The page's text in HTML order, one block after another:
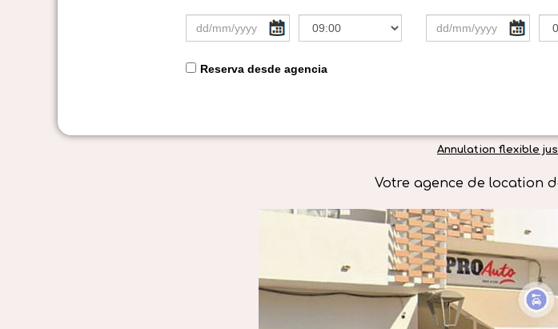
Annulation flexible
Votre agence de location